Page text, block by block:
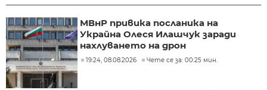
МВнР привика посланика на
Украйна Олеся Илашчук заради
нахлуването на дрон
19:24, 08.08.2026 Чете се за: 00:25 мин.